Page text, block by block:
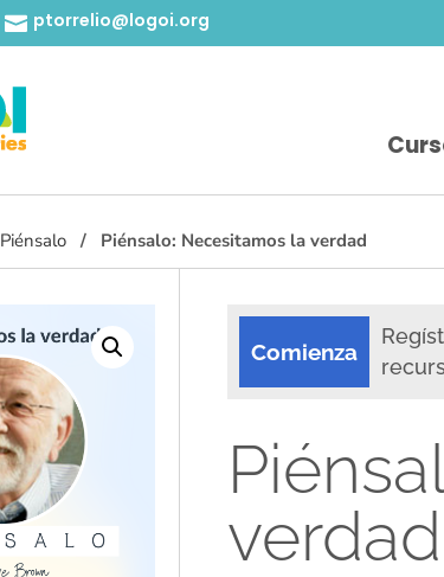
 ptorrelio@logoi.org
Piénsalo Piénsalo: Necesitamos la verdad
Comienza
verdad